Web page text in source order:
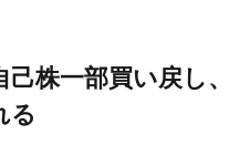
る